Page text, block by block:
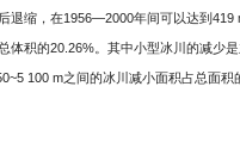
退缩，在1956—2000年间可以达到
体积的20.26%。其中小型冰川的减少
100 m之间的冰川减小面积占总面